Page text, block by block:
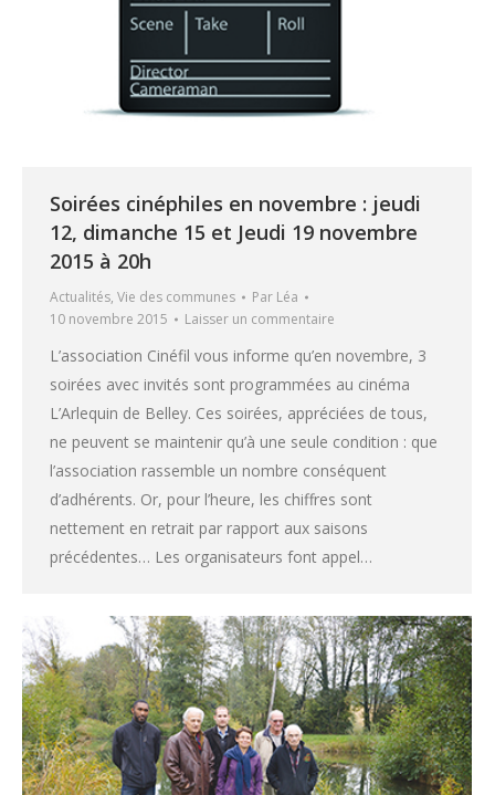
Soirées cinéphiles en novembre : jeudi
12, dimanche 15 et Jeudi 19 novembre
2015 à 20h
Actualités, Vie des communes Par Léa
10 novembre 2015
Laisser un commentaire
L’association Cinéfil vous informe qu’en novembre, 3
soirées avec invités sont programmées au cinéma
L’Arlequin de Belley. Ces soirées, appréciées de tous,
ne peuvent se maintenir qu’à une seule condition : que
l’association rassemble un nombre conséquent
d’adhérents. Or, pour l’heure, les chiffres sont
nettement en retrait par rapport aux saisons
précédentes… Les organisateurs font appel…